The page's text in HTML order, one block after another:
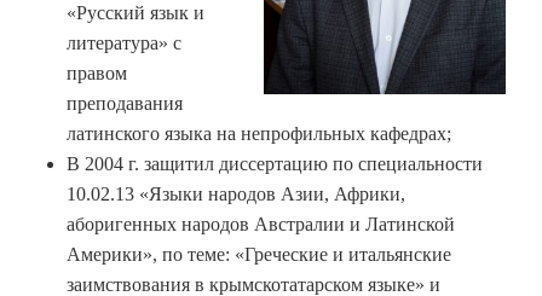
«Русский язык и
литература» с
правом
преподавания
латинского языка на непрофильных кафедрах;
В 2004 г. защитил диссертацию по специальности
10.02.13 «Языки народов Азии, Африки,
аборигенных народов Австралии и Латинской
Америки», по теме: «Греческие и итальянские
заимствования в крымскотатарском языке» и